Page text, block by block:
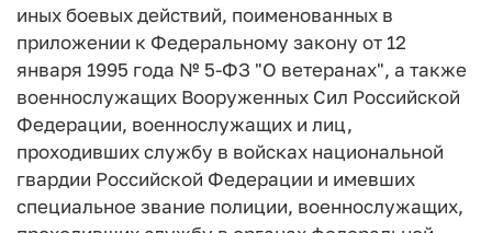
иных боевых действий, поименованных в
приложении к Федеральному закону от 12
января 1995 года № 5-ФЗ "О ветеранах", а также
военнослужащих Вооруженных Сил Российской
Федерации, военнослужащих и лиц,
проходивших службу в войсках национальной
гвардии Российской Федерации и имевших
специальное звание полиции, военнослужащих,